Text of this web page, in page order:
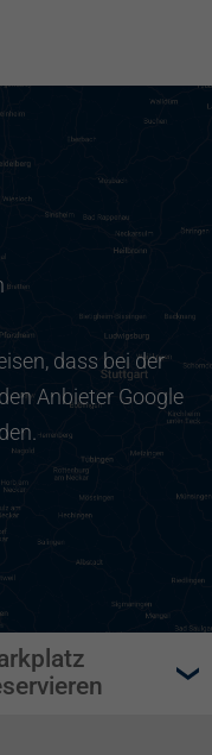
dass bei der
Anbieter Google